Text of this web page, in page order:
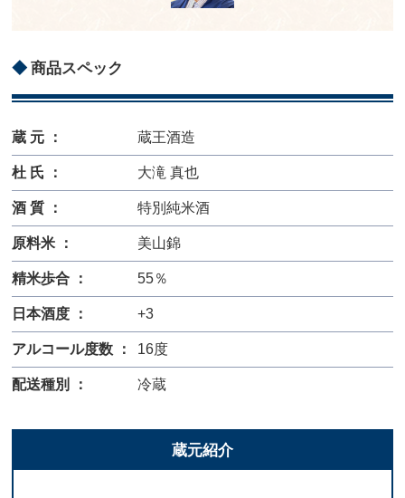
商品スペック
蔵 元 ： 蔵王酒造
杜 氏 ： 大滝 真也
酒 質 ： 特別純米酒
原料米 ： 美山錦
精米歩合 ： 55％
日本酒度 ： +3
アルコール度数 ： 16度
配送種別 ： 冷蔵
蔵元紹介